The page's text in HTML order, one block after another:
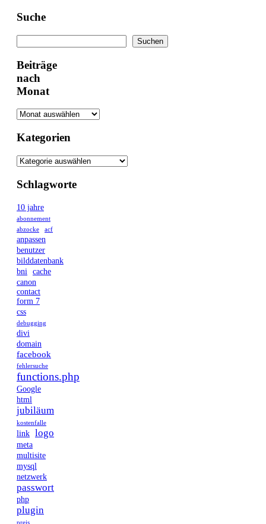
Suche
Suchen
Beiträge
nach
Monat
Kategorien
Schlagworte
10 jahre
abonnement
abzocke
acf
anpassen
benutzer
bilddatenbank
bni cache
canon
contact
form 7
css
debugging
divi
domain
facebook
fehlersuche
functions.php
Google
html
jubiläum
kostenfalle
link logo
meta
multisite
mysql
netzwerk
passwort
php
plugin
preis